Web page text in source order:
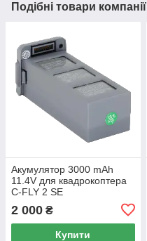
Подібні товари компанії
Акумулятор 3000 mAh
11.4V для квадрокоптера
C-FLY 2 SE
2 000 ₴
Купити